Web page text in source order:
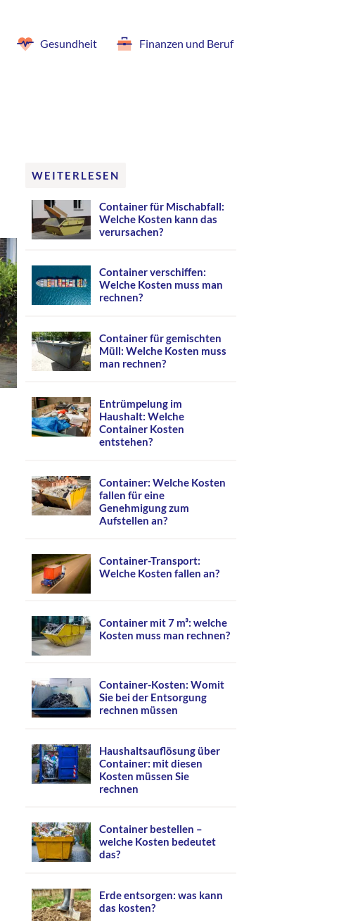
Gesundheit Finanzen und Beruf
WEITERLESEN
Container für Mischabfall:
Welche Kosten kann das
verursachen?
Container verschiffen:
Welche Kosten muss man
rechnen?
Container für gemischten
Müll: Welche Kosten muss
man rechnen?
Entrümpelung im
Haushalt: Welche
Container Kosten
entstehen?
Container: Welche Kosten
fallen für eine
Genehmigung zum
Aufstellen an?
Container-Transport:
Welche Kosten fallen an?
Container mit 7 m³: welche
Kosten muss man rechnen?
Container-Kosten: Womit
Sie bei der Entsorgung
rechnen müssen
Haushaltsauflösung über
Container: mit diesen
Kosten müssen Sie
rechnen
Container bestellen –
welche Kosten bedeutet
das?
Erde entsorgen: was kann
das kosten?